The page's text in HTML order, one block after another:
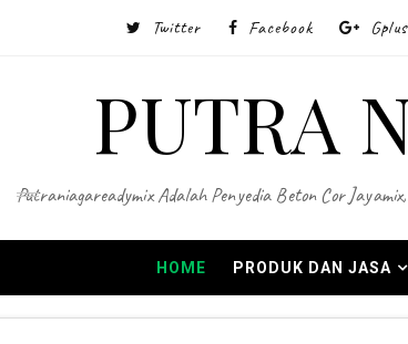
Twitter Facebook Gplus
PUTRA
Putraniagareadymix Adalah Penyedia Beton Cor
HOME PRODUK DAN JASA